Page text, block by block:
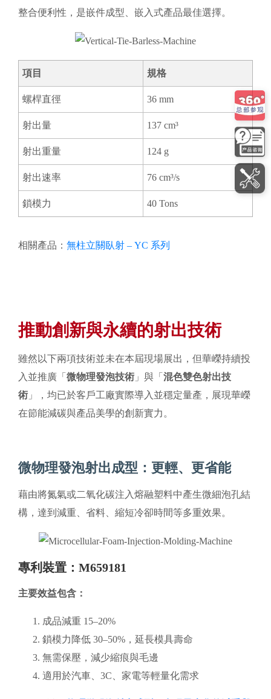
整合便利性，是嵌件成型、嵌入式產品最佳選擇。
項目 規格
螺桿直徑 36 mm
射出量 137 cm³
射出重量 124 g
射出速率 76 cm³/s
鎖模力 40 Tons
相關產品： 無柱立關臥射 – YC 系列
推動創新與永續的射出技術
雖然以下兩項技術並未在本屆現場展出，但華嶸持續投
入並推廣「 微物理發泡技術 」與「 混色雙色射出技
術 」，均已於客戶工廠實際導入並穩定量產，展現華嶸
在節能減碳與產品美學的創新實力。
微物理發泡射出成型：更輕、更省能
藉由將氮氣或二氧化碳注入熔融塑料中產生微細泡孔結
構，達到減重、省料、縮短冷卻時間等多重效果。
專利裝置：M659181
主要效益包含：
成品減重 15–20%
鎖模力降低 30–50%，延長模具壽命
無需保壓，減少縮痕與毛邊
適用於汽車、3C、家電等輕量化需求